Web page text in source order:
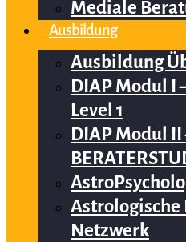
Mediale
Ausbildung
Ausbildung
DIAP Modul I
Level 1
DIAP Modul II
Astrologische
Netzwerk